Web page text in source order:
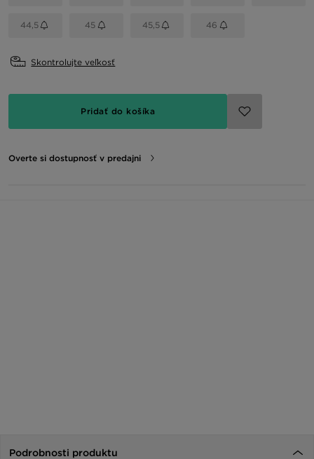
44,5 45 45,5 46
Skontrolujte veľkosť
Pridať do košíka
Overte si dostupnosť v predajni
Podrobnosti produktu